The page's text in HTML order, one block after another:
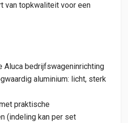
van topkwaliteit voor een
Aluca bedrijfswageninrichting
aluminium: licht, sterk
praktische
(indeling kan per set